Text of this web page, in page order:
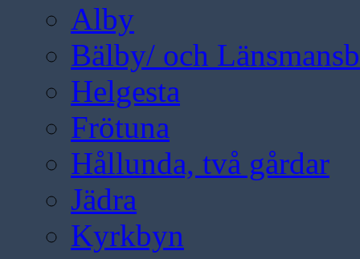
Alby
Bälby/ och
Helgesta
Frötuna
Hållunda, två gårdar
Jädra
Kyrkbyn